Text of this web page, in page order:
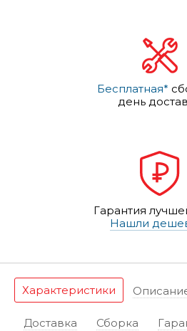
Бесплатная*
день
Гарантия
Нашли
Характеристики
Доставка Сборка